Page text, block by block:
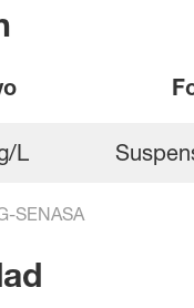
L
SENASA